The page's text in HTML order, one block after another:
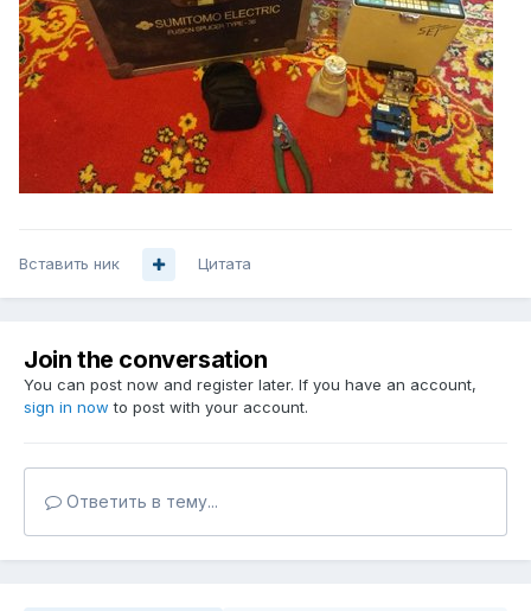
Вставить ник Цитата
Join the conversation
You can post now and register later. If you have an account,
sign in now to post with your account.
Ответить в тему...